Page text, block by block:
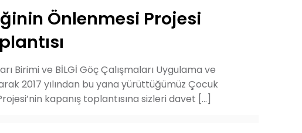
Önlenmesi Projesi
Birimi ve BİLGİ Göç Çalışmaları Uygulama ve
2017 yılından bu yana yürüttüğümüz Çocuk
kapanış toplantısına sizleri davet […]